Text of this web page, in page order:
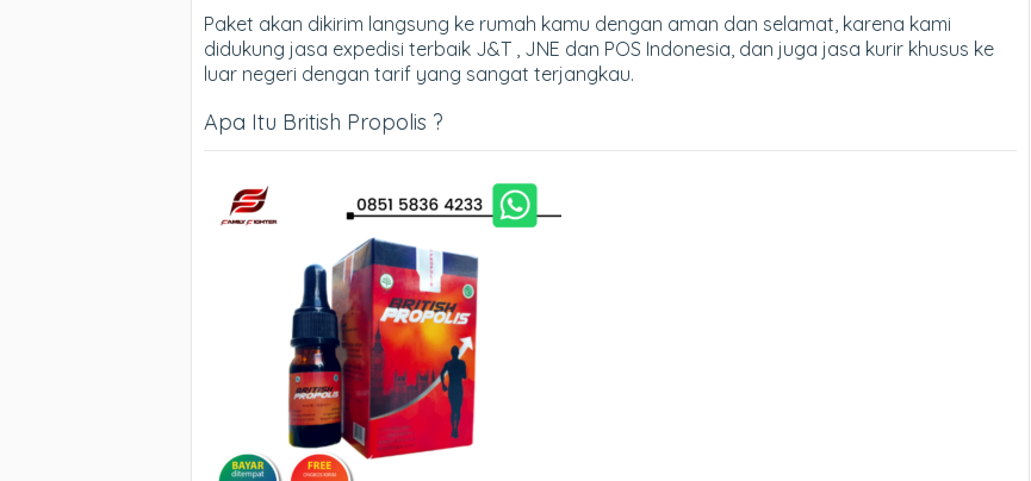
Paket akan dikirim langsung ke rumah kamu dengan aman dan selamat, karena kami
didukung jasa expedisi terbaik J&T , JNE dan POS Indonesia, dan juga jasa kurir khusus ke
luar negeri dengan tarif yang sangat terjangkau.
Apa Itu British Propolis ?